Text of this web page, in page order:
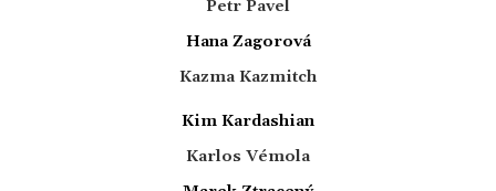
Petr Pavel
Hana Zagorová
Kazma Kazmitch
Kim Kardashian
Karlos Vémola